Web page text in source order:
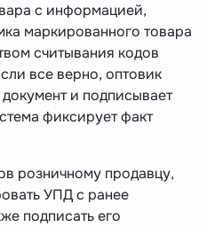
с информацией,
маркированного товара
считывания кодов
все верно, оптовик
и подписывает
фиксирует факт
розничному продавцу,
УПД с ранее
подписать его